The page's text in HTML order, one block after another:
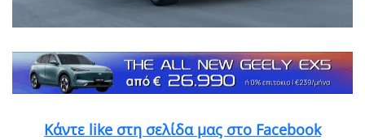
Κάντε like στη σελίδα μας στο Facebook